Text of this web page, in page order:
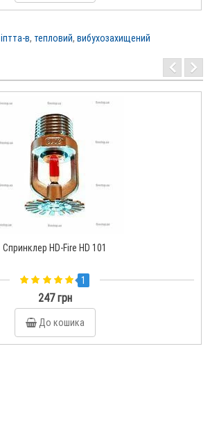
іптта-в, тепловий, вибухозахищений
Спринклер HD-Fire HD 101
1
247 грн
До кошика